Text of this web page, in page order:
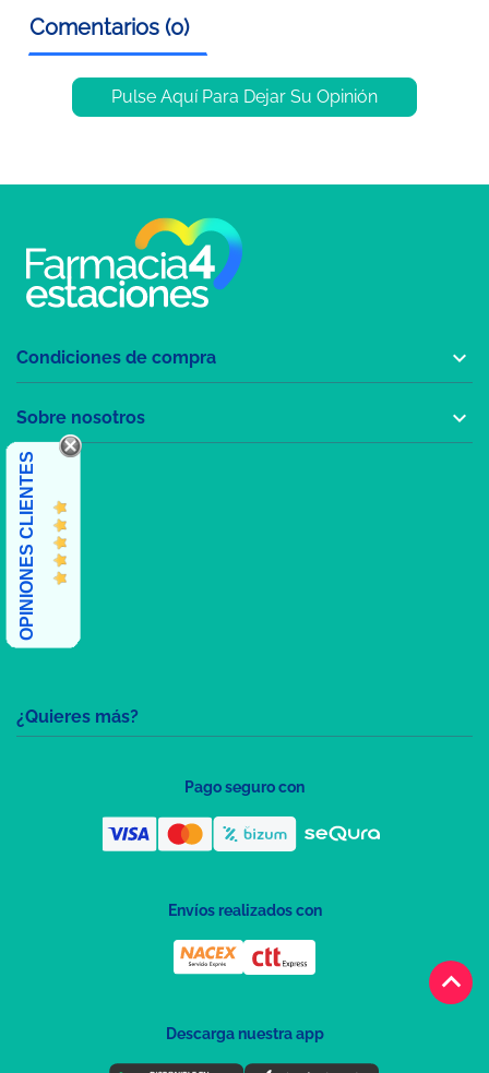
Comentarios (0)
Pulse Aquí Para Dejar Su Opinión
keyboard_arrow_up
¿Quieres más?
Condiciones de compra 
Sobre nosotros 
OPINIONES CLIENTES
Pago seguro con
Envíos realizados con
Descarga nuestra app